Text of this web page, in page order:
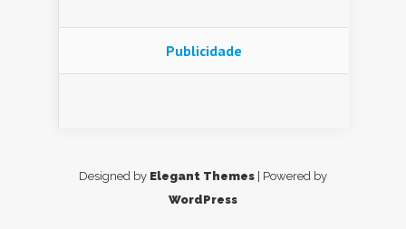
Nunes de Sena, Fátima Peixoto,
Glória Pereira, Kátia Mesel,
Publicidade
Designed by Elegant Themes | Powered by
WordPress